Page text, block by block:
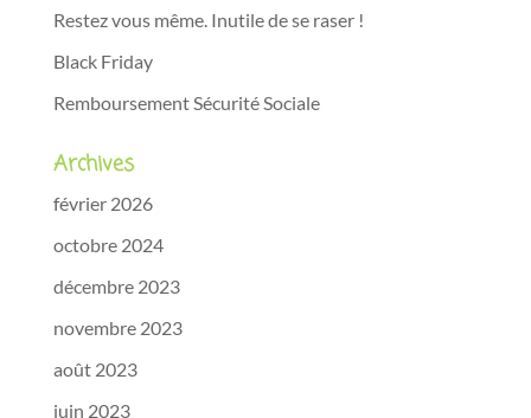
Restez vous même. Inutile de se raser !
Black Friday
Remboursement Sécurité Sociale
Archives
février 2026
octobre 2024
décembre 2023
novembre 2023
août 2023
juin 2023